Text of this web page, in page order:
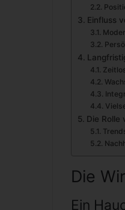
Einfluss
Die Rolle
Die
Ein